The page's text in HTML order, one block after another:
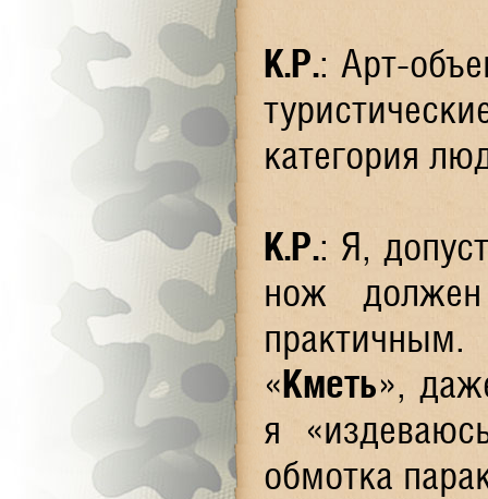
К.Р.: Арт-
категория
К.Р.: Я,
нож
«Кметь»,
я
обмотка